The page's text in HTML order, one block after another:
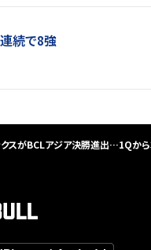
続で8強
スがBCLアジア決勝進出…1Qか